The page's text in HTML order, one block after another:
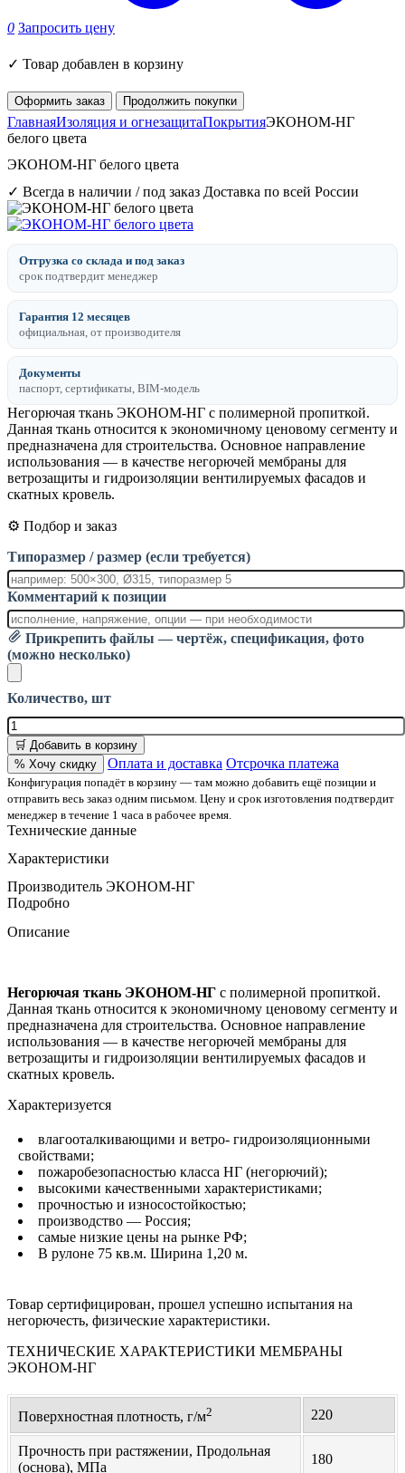
0 Запросить цену
✓ Товар добавлен в корзину
Оформить заказ Продолжить покупки
ГлавнаяИзоляция и огнезащитаПокрытияЭКОНОМ-НГ
белого цвета
ЭКОНОМ-НГ белого цвета
✓ Всегда в наличии / под заказ Доставка по всей России
Отгрузка со склада и под заказ
срок подтвердит менеджер
Гарантия 12 месяцев
официальная, от производителя
Документы
паспорт, сертификаты, BIM-модель
Негорючая ткань ЭКОНОМ-НГ с полимерной пропиткой.
Данная ткань относится к экономичному ценовому сегменту и
предназначена для строительства. Основное направление
использования — в качестве негорючей мембраны для
ветрозащиты и гидроизоляции вентилируемых фасадов и
скатных кровель.
⚙️ Подбор и заказ
Типоразмер / размер (если требуется)
Комментарий к позиции
Прикрепить файлы — чертёж, спецификация, фото
(можно несколько)
Количество, шт
🛒 Добавить в корзину
% Хочу скидку
Оплата и доставка Отсрочка платежа
Конфигурация попадёт в корзину — там можно добавить ещё позиции и
отправить весь заказ одним письмом. Цену и срок изготовления подтвердит
менеджер в течение 1 часа в рабочее время.
Технические данные
Характеристики
Производитель ЭКОНОМ-НГ
Подробно
Описание
Негорючая ткань ЭКОНОМ-НГ с полимерной пропиткой.
Данная ткань относится к экономичному ценовому сегменту и
предназначена для строительства. Основное направление
использования — в качестве негорючей мембраны для
ветрозащиты и гидроизоляции вентилируемых фасадов и
скатных кровель.
Характеризуется
влагооталкивающими и ветро- гидроизоляционными
свойствами;
пожаробезопасностью класса НГ (негорючий);
высокими качественными характеристиками;
прочностью и износостойкостью;
производство — Россия;
самые низкие цены на рынке РФ;
В рулоне 75 кв.м. Ширина 1,20 м.
Товар сертифицирован, прошел успешно испытания на
негорючесть, физические характеристики.
ТЕХНИЧЕСКИЕ ХАРАКТЕРИСТИКИ МЕМБРАНЫ
ЭКОНОМ-НГ
Поверхностная плотность, г/м2 220
Прочность при растяжении, Продольная
(основа), МПа
180